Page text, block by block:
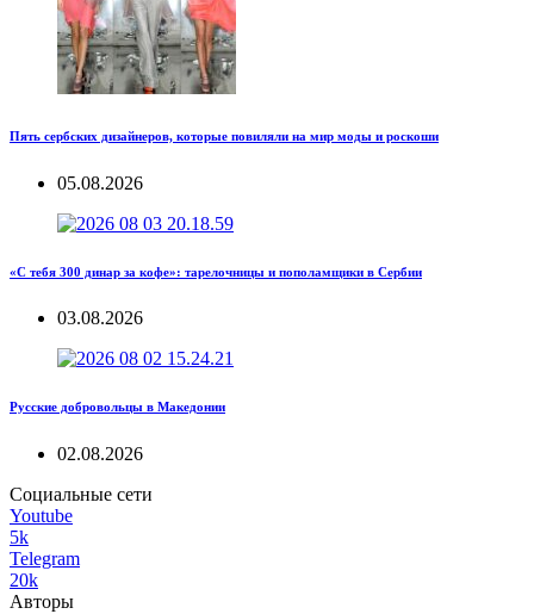
Пять сербских дизайнеров, которые повиляли на мир моды и роскоши
05.08.2026
«С тебя 300 динар за кофе»: тарелочницы и пополамщики в Сербии
03.08.2026
Русские добровольцы в Македонии
02.08.2026
Социальные сети
Youtube
5k
Telegram
20k
Авторы